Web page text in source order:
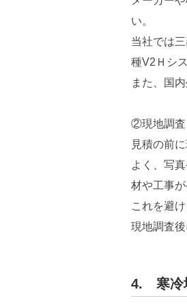
い。
当社では
種V2Ｈシ
また、国
②現地調査
見積の前
よく、写
材や工事
これを避
現地調査
4. 寒冷